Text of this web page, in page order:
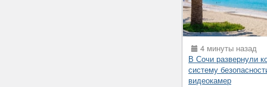
4 минуты назад
В Сочи развернули
систему
видеокамер